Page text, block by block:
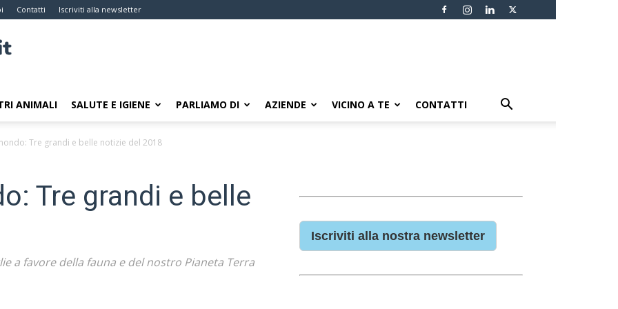
Contatti Iscriviti alla newsletter
ANIMALI SALUTE E IGIENE PARLIAMO DI AZIENDE VICINO A TE CONTATTI
Tre grandi e belle notizie del 2018
Tre grandi e belle
a favore della fauna e del nostro Pianeta Terra
Iscriviti alla nostra newsletter